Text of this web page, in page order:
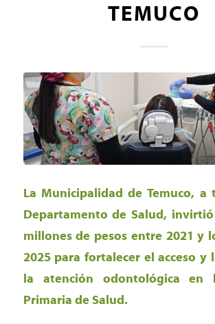
TEMUCO
La Municipalidad de Temuco, a
Departamento de Salud, invirtió
millones de pesos entre 2021 y
2025 para fortalecer el acceso y
la atención odontológica en
Primaria de Salud.